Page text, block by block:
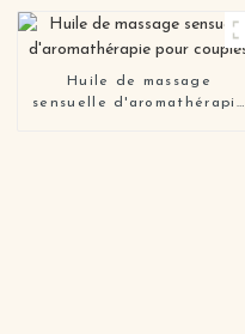
Huile de massage
sensuelle d'aromathérapie